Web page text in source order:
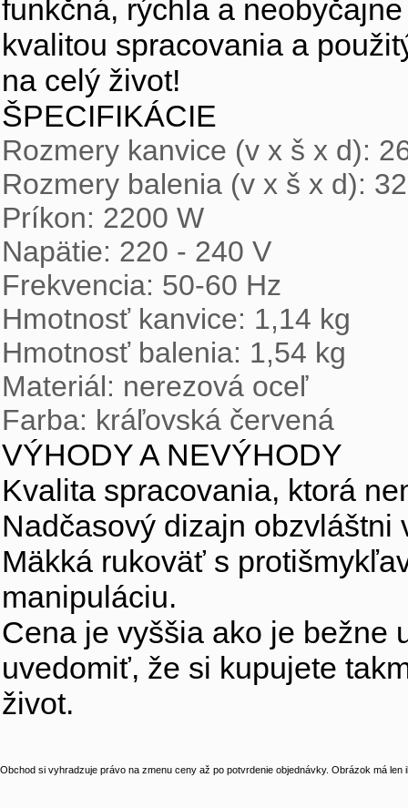
funkčná, rýchla a
kvalitou spracovania a
na celý život!
ŠPECIFIKÁCIE
Rozmery kanvice (v x š x d):
Rozmery balenia (v x š x d):
Príkon: 2200 W
Napätie: 220 - 240 V
Frekvencia: 50-60 Hz
Hmotnosť kanvice: 1,14 kg
Hmotnosť balenia: 1,54 kg
Materiál: nerezová oceľ
Farba: kráľovská červená
VÝHODY A NEVÝHODY
Kvalita spracovania, ktorá
Nadčasový dizajn obzvláštni
Mäkká rukoväť s
manipuláciu.
Cena je vyššia ako je bežne
uvedomiť, že si kupujete
život.
Obchod si vyhradzuje právo na zmenu ceny až po potvrdenie objednávky. Obrázok má len